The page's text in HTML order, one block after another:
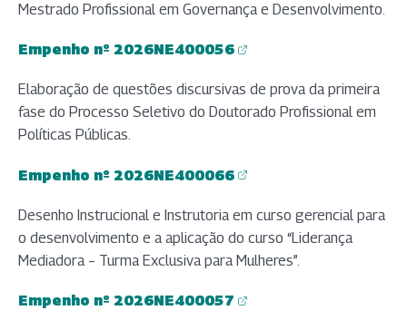
Mestrado Profissional em Governança e Desenvolvimento.
Empenho nº 2026NE400056
(abre em nova aba)
Elaboração de questões discursivas de prova da primeira
fase do Processo Seletivo do Doutorado Profissional em
Políticas Públicas.
Empenho nº 2026NE400066
(abre em nova aba)
Desenho Instrucional e Instrutoria em curso gerencial para
o desenvolvimento e a aplicação do curso “Liderança
Mediadora – Turma Exclusiva para Mulheres”.
Empenho nº 2026NE400057
(abre em nova aba)